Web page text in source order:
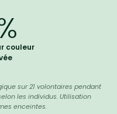
couleur
sur 21 volontaires pendant
les individus. Utilisation
enceintes.